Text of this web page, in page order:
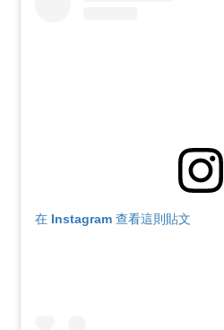
在 Instagram 查看這則貼文